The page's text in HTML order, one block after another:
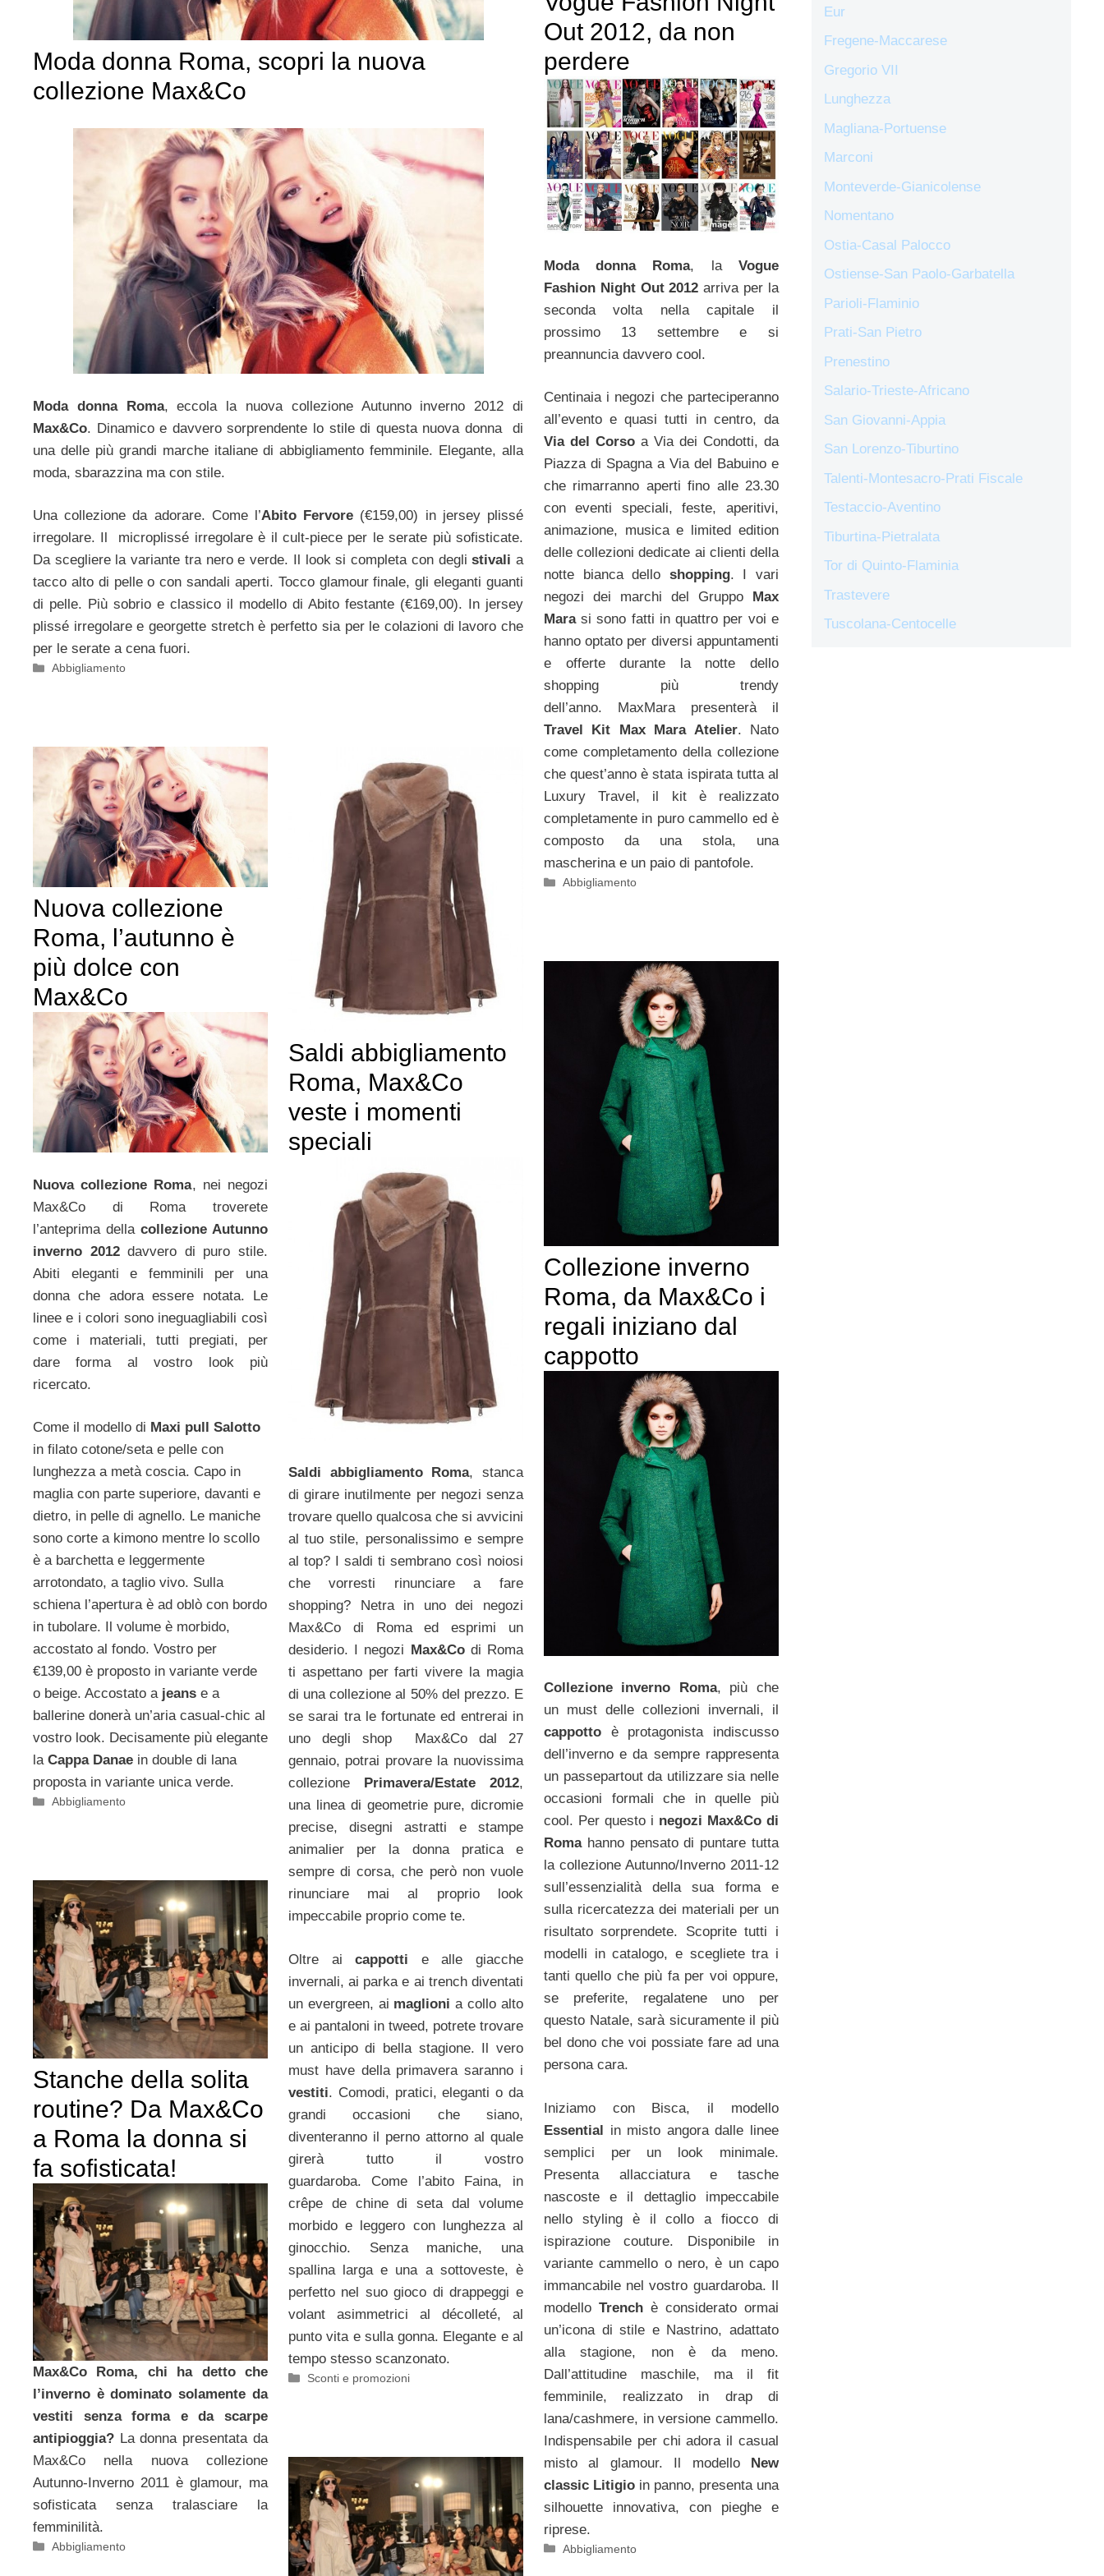
Moda donna Roma, scopri la nuova
collezione Max&Co
Moda donna Roma, eccola la nuova collezione Autunno inverno 2012 di
Max&Co. Dinamico e davvero sorprendente lo stile di questa nuova donna di
una delle più grandi marche italiane di abbigliamento femminile. Elegante, alla
moda, sbarazzina ma con stile.
Una collezione da adorare. Come l’Abito Fervore (€159,00) in jersey plissé
irregolare. Il microplissé irregolare è il cult-piece per le serate più sofisticate.
Da scegliere la variante tra nero e verde. Il look si completa con deglistivali a
tacco alto di pelle o con sandali aperti. Tocco glamour finale, gli eleganti guanti
di pelle. Più sobrio e classico il modello di Abito festante (€169,00). In jersey
plissé irregolare e georgette stretch è perfetto sia per le colazioni di lavoro che
per le serate a cena fuori.
Categorie
Abbigliamento
Out 2012, da non
perdere
Moda donna Roma, la Vogue
Fashion Night Out 2012 arriva per la
seconda volta nella capitale il
prossimo 13 settembre e si
preannuncia davvero cool.
Centinaia i negozi che parteciperanno
all’evento e quasi tutti in centro, da
Via del Corsoa Via dei Condotti, da
Piazza di Spagna a Via del Babuino e
che rimarranno aperti fino alle 23.30
con eventi speciali, feste, aperitivi,
animazione, musica e limited edition
delle collezioni dedicate ai clienti della
notte bianca dello shopping. I vari
negozi dei marchi del Gruppo
Max
Marasi sono fatti in quattro per voi e
hanno optato per diversi appuntamenti
e offerte durante la notte dello
shopping più trendy
dell’anno. MaxMara presenterà il
Travel Kit Max Mara Atelier. Nato
come completamento della collezione
che quest’anno è stata ispirata tutta al
Luxury Travel, il kit è realizzato
completamente in puro cammello ed è
composto da una stola, una
mascherina e un paio di pantofole.
Categorie
Abbigliamento
Nuova collezione
Roma, l’autunno è
più dolce con
Max&Co
Nuova collezione Roma, nei negozi
Max&Co di Roma troverete
l’anteprima della collezione Autunno
inverno 2012davvero di puro stile.
Abiti eleganti e femminili per una
donna che adora essere notata. Le
linee e i colori sono ineguagliabili così
come i materiali, tutti pregiati, per
dare forma al vostro look più
ricercato.
Come il modello di Maxi pull Salotto
in filato cotone/seta e pelle con
lunghezza a metà coscia. Capo in
maglia con parte superiore, davanti e
dietro, in pelle di agnello. Le maniche
sono corte a kimono mentre lo scollo
è a barchetta e leggermente
arrotondato, a taglio vivo. Sulla
schiena l’apertura è ad oblò con bordo
in tubolare. Il volume è morbido,
accostato al fondo. Vostro per
€139,00 è proposto in variante verde
o beige. Accostato ajeans e a
ballerine donerà un’aria casual-chic al
vostro look. Decisamente più elegante
la Cappa Danae in double di lana
proposta in variante unica verde.
Categorie
Abbigliamento
Saldi abbigliamento
Roma, Max&Co
veste i momenti
speciali
Saldi abbigliamento Roma, stanca
di girare inutilmente per negozi senza
trovare quello qualcosa che si avvicini
al tuo stile, personalissimo e sempre
al top? I saldi ti sembrano così noiosi
che vorresti rinunciare a fare
shopping? Netra in uno dei negozi
Max&Co di Roma ed esprimi un
desiderio. I negozi
Max&Codi Roma
ti aspettano per farti vivere la magia
di una collezione al 50% del prezzo. E
se sarai tra le fortunate ed entrerai in
uno degli shop Max&Co dal 27
gennaio, potrai provare la nuovissima
collezione
Primavera/Estate 2012,
una linea di geometrie pure, dicromie
precise, disegni astratti e stampe
animalier per la donna pratica e
sempre di corsa, che però non vuole
rinunciare mai al proprio look
impeccabile proprio come te.
Oltre aicappotti e alle giacche
invernali, ai parka e ai trench diventati
un evergreen, ai maglioni a collo alto
e ai pantaloni in tweed, potrete trovare
un anticipo di bella stagione. Il vero
must have della primavera saranno i
vestiti. Comodi, pratici, eleganti o da
grandi occasioni che siano,
diventeranno il perno attorno al quale
girerà tutto il vostro
guardaroba. Come l’abito Faina, in
crêpe de chine di seta dal volume
morbido e leggero con lunghezza al
ginocchio. Senza maniche, una
spallina larga e una a sottoveste, è
perfetto nel suo gioco di drappeggi e
volant asimmetrici al décolleté, al
punto vita e sulla gonna. Elegante e al
tempo stesso scanzonato.
Categorie
Sconti e promozioni
Collezione inverno
Roma, da Max&Co i
regali iniziano dal
cappotto
Collezione inverno Roma, più che
un must delle collezioni invernali, il
cappottoè protagonista indiscusso
dell’inverno e da sempre rappresenta
un passepartout da utilizzare sia nelle
occasioni formali che in quelle più
cool. Per questo i negozi Max&Co di
Romahanno pensato di puntare tutta
la collezione Autunno/Inverno 2011-12
sull’essenzialità della sua forma e
sulla ricercatezza dei materiali per un
risultato sorprendete. Scoprite tutti i
modelli in catalogo, e scegliete tra i
tanti quello che più fa per voi oppure,
se preferite, regalatene uno per
questo Natale, sarà sicuramente il più
bel dono che voi possiate fare ad una
persona cara.
Iniziamo con Bisca, il modello
Essential in misto angora dalle linee
semplici per un look minimale.
Presenta allacciatura e tasche
nascoste e il dettaglio impeccabile
nello styling è il collo a fiocco di
ispirazione couture. Disponibile in
variante cammello o nero, è un capo
immancabile nel vostro guardaroba. Il
modello Trenchè considerato ormai
un’icona di stile e Nastrino, adattato
alla stagione, non è da meno.
Dall’attitudine maschile, ma il fit
femminile, realizzato in drap di
lana/cashmere, in versione cammello.
Indispensabile per chi adora il casual
misto al glamour. Il modello New
classic Litigioin panno, presenta una
silhouette innovativa, con pieghe e
riprese.
Categorie
Abbigliamento
Stanche della solita
routine? Da Max&Co
a Roma la donna si
fa sofisticata!
Max&Co Roma, chi ha detto che
l’inverno è dominato solamente da
vestiti senza forma e da scarpe
antipioggia? La donna presentata da
Max&Co nella nuova collezione
Autunno-Inverno 2011 è glamour, ma
sofisticata senza tralasciare la
femminilità.
Categorie
Abbigliamento
Eur
Fregene-Maccarese
Gregorio VII
Lunghezza
Magliana-Portuense
Marconi
Monteverde-Gianicolense
Nomentano
Ostia-Casal Palocco
Ostiense-San Paolo-Garbatella
Parioli-Flaminio
Prati-San Pietro
Prenestino
Salario-Trieste-Africano
San Giovanni-Appia
San Lorenzo-Tiburtino
Talenti-Montesacro-Prati Fiscale
Testaccio-Aventino
Tiburtina-Pietralata
Tor di Quinto-Flaminia
Trastevere
Tuscolana-Centocelle